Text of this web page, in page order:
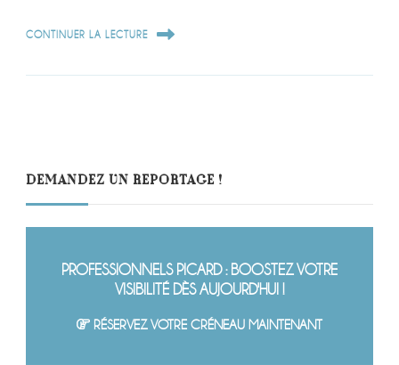
CONTINUER LA LECTURE
DEMANDEZ UN REPORTAGE !
PROFESSIONNELS PICARD : BOOSTEZ VOTRE
VISIBILITÉ DÈS AUJOURD'HUI !
RÉSERVEZ VOTRE CRÉNEAU MAINTENANT